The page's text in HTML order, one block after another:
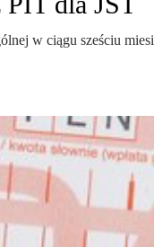
w ciągu sześciu